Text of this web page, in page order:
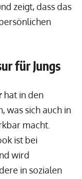
zeigt, dass das
für Jungs
hat in den
was sich auch in
macht.
ist bei
wird
in sozialen